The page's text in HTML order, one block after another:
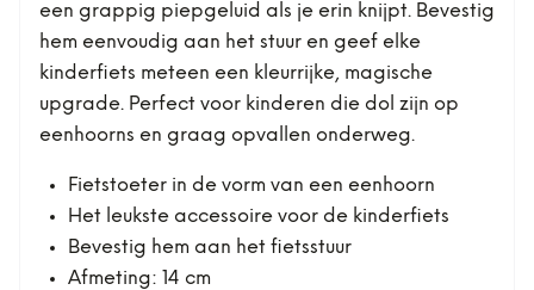
een grappig piepgeluid als je erin knijpt. Bevestig
hem eenvoudig aan het stuur en geef elke
kinderfiets meteen een kleurrijke, magische
upgrade. Perfect voor kinderen die dol zijn op
eenhoorns en graag opvallen onderweg.
Fietstoeter in de vorm van een eenhoorn
Het leukste accessoire voor de kinderfiets
Bevestig hem aan het fietsstuur
Afmeting: 14 cm